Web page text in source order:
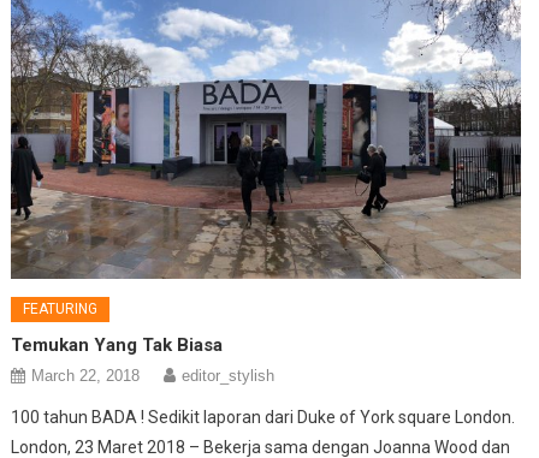
FEATURING
Temukan Yang Tak Biasa
March 22, 2018 editor_stylish
100 tahun BADA ! Sedikit laporan dari Duke of York square London.
London, 23 Maret 2018 – Bekerja sama dengan Joanna Wood dan